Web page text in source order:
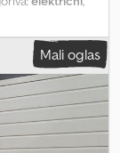
mm, boja:ostalo,
opreme:
vučna
Opis: servis i
Mali oglas